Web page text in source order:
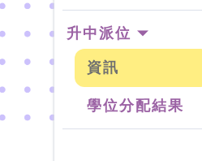
升中派位
資訊
學位分配結果